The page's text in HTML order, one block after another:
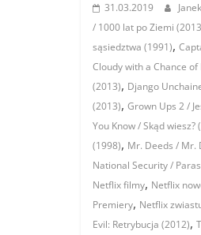
31.03.2019 Janek
/ 1000 lat po Ziemi
sąsiedztwa (1991),
Cloudy with a Chance
(2013), Django
(2013), Grown Ups 2 /
You Know / Skąd wiesz?
(1998), Mr. Deeds / Mr.
National Security /
Netflix filmy, Netflix
Premiery, Netflix
Evil: Retrybucja (2012),